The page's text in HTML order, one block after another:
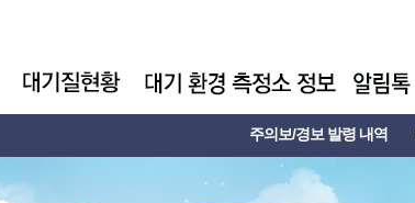
주의보/경보 발령 내역